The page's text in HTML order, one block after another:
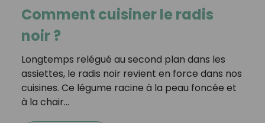
Comment cuisiner le radis
noir ?
Longtemps relégué au second plan dans les
assiettes, le radis noir revient en force dans nos
cuisines. Ce légume racine à la peau foncée et
à la chair…